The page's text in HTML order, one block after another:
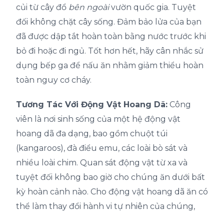
củi từ cây đổ bên ngoàivườn quốc gia. Tuyệt
đối không chặt cây sống. Đảm bảo lửa của bạn
đã được dập tắt hoàn toàn bằng nước trước khi
bỏ đi hoặc đi ngủ. Tốt hơn hết, hãy cân nhắc sử
dụng bếp ga để nấu ăn nhằm giảm thiểu hoàn
toàn nguy cơ cháy.
Tương Tác Với Động Vật Hoang Dã: Công
viên là nơi sinh sống của một hệ động vật
hoang dã đa dạng, bao gồm chuột túi
(kangaroos), đà điểu emu, các loài bò sát và
nhiều loài chim. Quan sát động vật từ xa và
tuyệt đối không bao giờ cho chúng ăn dưới bất
kỳ hoàn cảnh nào. Cho động vật hoang dã ăn có
thể làm thay đổi hành vi tự nhiên của chúng,